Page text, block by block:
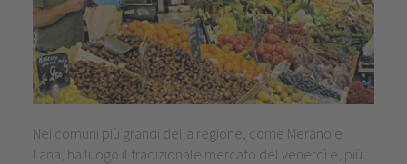
Nei comuni più grandi della regione, come Merano e
Lana, ha luogo il tradizionale mercato del venerdì e, più